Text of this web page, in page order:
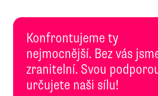
Konfrontujeme ty
nejmocnější. Bez vás
zranitelní. Svou
určujete naši sílu!